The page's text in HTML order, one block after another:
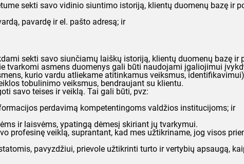
sekti savo vidinio siuntimo istoriją, klientų duomenų bazę ir
pavardę ir el. pašto adresą; ir
sekti savo siunčiamų laiškų istoriją, klientų duomenų bazę ir
tvarkomi asmens duomenys gali būti naudojami įgaliojimui
kurio vardu atliekame atitinkamus veiksmus,
tobulinimo veiksmus, bendraujant su klientu.
savo teises ir veiklą. Tai gali būti, pvz:
perdavimą kompetentingoms valdžios institucijoms; ir
ir laisvėms, ypatingą dėmesį skiriant jų tvarkymui.
profesinę veiklą, suprantant, kad mes užtikriname, jog visos
pavyzdžiui, prievole užtikrinti turto ir vertybių apsaugą,